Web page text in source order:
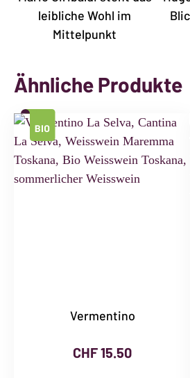
leibliche Wohl im
Mittelpunkt
Ähnliche Produkte
Vermentino
CHF15.50